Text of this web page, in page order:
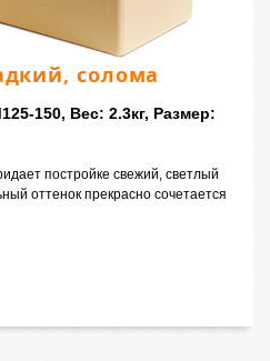
солома
150, Вес: 2.3кг, Размер:
постройке свежий, светлый
оттенок прекрасно сочетается